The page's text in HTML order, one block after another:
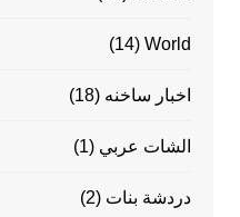
World
(14)
اخبار ساخنه (18)
الشات عربي (1)
دردشة بنات (2)